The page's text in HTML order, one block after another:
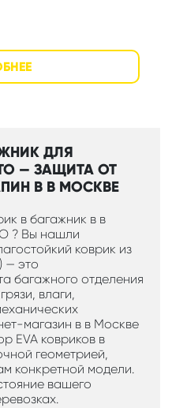
ДЛЯ
— ЗАЩИТА ОТ
В В МОСКВЕ
в багажник в в
? Вы нашли
коврик из
— это
багажного отделения
влаги,
магазин в в Москве
EVA ковриков в
геометрией,
конкретной модели.
вашего